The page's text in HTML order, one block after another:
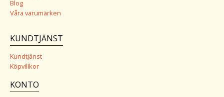
Blog
Våra varumärken
KUNDTJÄNST
Kundtjänst
Köpvillkor
KONTO